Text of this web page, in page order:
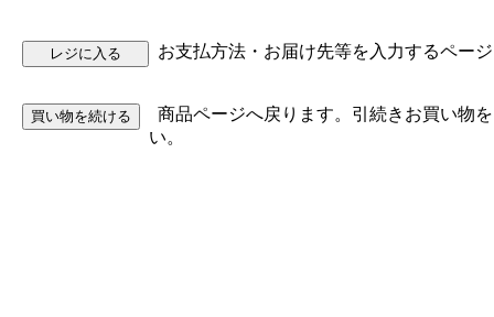
お支払方法・お届け先等を入力するペー
商品ページへ戻ります。引続きお買い物
い。